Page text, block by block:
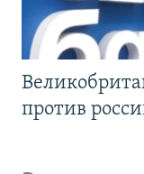
против